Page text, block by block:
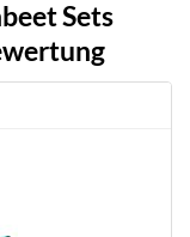
Sets